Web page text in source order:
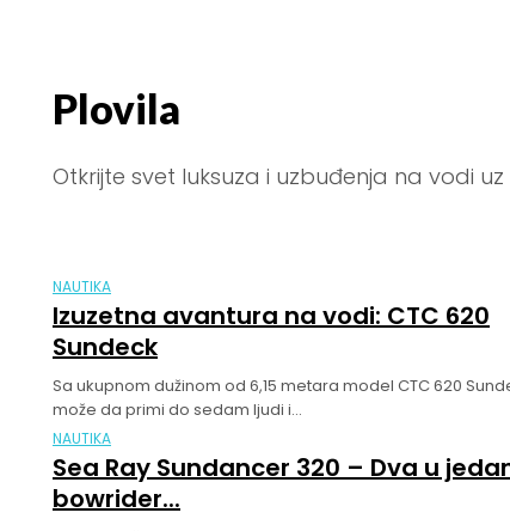
Plovila
Otkrijte svet luksuza i uzbuđenja na vodi
NAUTIKA
Izuzetna avantura na vodi: CTC 620
Sundeck
Sa ukupnom dužinom od 6,15 metara model CTC 620
može da primi do sedam ljudi i...
NAUTIKA
Sea Ray Sundancer 320 – Dva u
bowrider...